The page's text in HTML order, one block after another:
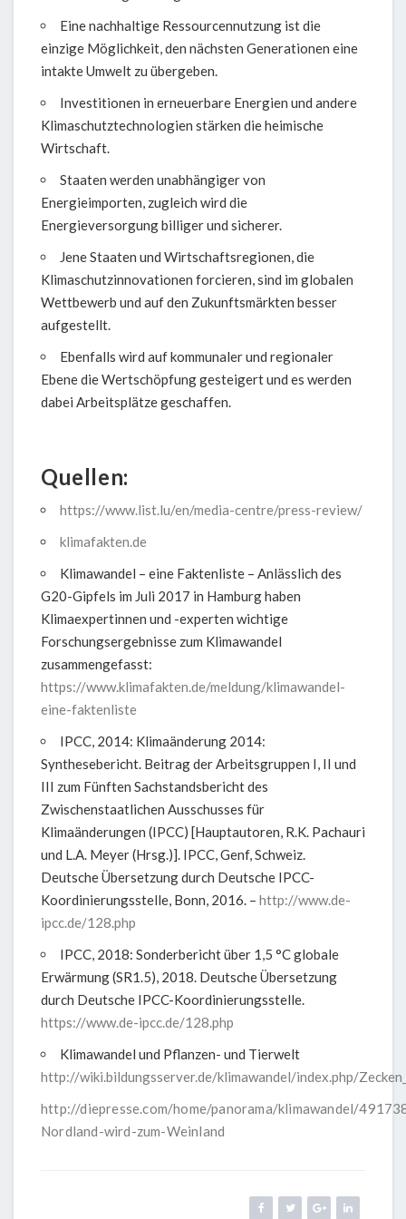
Eine nachhaltige Ressourcennutzung ist die
einzige Möglichkeit, den nächsten Generationen eine
intakte Umwelt zu übergeben.
Investitionen in erneuerbare Energien und andere
Klimaschutztechnologien stärken die heimische
Wirtschaft.
Staaten werden unabhängiger von
Energieimporten, zugleich wird die
Energieversorgung billiger und sicherer.
Jene Staaten und Wirtschaftsregionen, die
Klimaschutzinnovationen forcieren, sind im globalen
Wettbewerb und auf den Zukunftsmärkten besser
aufgestellt.
Ebenfalls wird auf kommunaler und regionaler
Ebene die Wertschöpfung gesteigert und es werden
dabei Arbeitsplätze geschaffen.
Quellen:
https://www.list.lu/en/media-centre/press-review/
klimafakten.de
Klimawandel – eine Faktenliste – Anlässlich des
G20-Gipfels im Juli 2017 in Hamburg haben
Klimaexpertinnen und -experten wichtige
Forschungsergebnisse zum Klimawandel
zusammengefasst:
https://www.klimafakten.de/meldung/klimawandel-
eine-faktenliste
IPCC, 2014: Klimaänderung 2014:
Synthesebericht. Beitrag der Arbeitsgruppen I, II und
III zum Fünften Sachstandsbericht des
Zwischenstaatlichen Ausschusses für
Klimaänderungen (IPCC) [Hauptautoren, R.K. Pachauri
und L.A. Meyer (Hrsg.)]. IPCC, Genf, Schweiz.
Deutsche Übersetzung durch Deutsche IPCC-
Koordinierungsstelle, Bonn, 2016. – http://www.de-
ipcc.de/128.php
IPCC, 2018: Sonderbericht über 1,5 °C globale
Erwärmung (SR1.5), 2018. Deutsche Übersetzung
durch Deutsche IPCC-Koordinierungsstelle.
https://www.de-ipcc.de/128.php
Klimawandel und Pflanzen- und Tierwelt
http://wiki.bildungsserver.de/klimawandel/index.php/
http://diepresse.com/home/panorama/klimawandel/
Nordland-wird-zum-Weinland